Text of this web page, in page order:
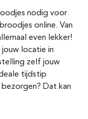
nodig voor
online. Van
even lekker!
locatie in
zelf jouw
tijdstip
Dat kan